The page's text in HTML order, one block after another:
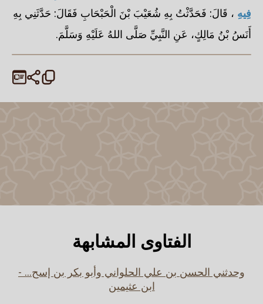
فِيهِ ، قَالَ: فَحَدَّثْتُ بِهِ شُعَيْبَ بْنَ الْحَبْحَابِ فَقَالَ: حَدَّثَنِي بِهِ
أَنَسُ بْنُ مَالِكٍ، عَنِ النَّبِيِّ صَلَّى اللهُ عَلَيْهِ وَسَلَّمَ.
الفتاوى المشابهة
وحدثني الحسن بن علي الحلواني وأبو بكر بن إسح... -
ابن عثيمين